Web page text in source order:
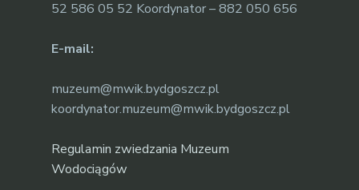
52 586 05 52 Koordynator – 882 050 656
E-mail:
muzeum@mwik.bydgoszcz.pl
koordynator.muzeum@mwik.bydgoszcz.pl
Regulamin zwiedzania Muzeum
Wodociągów